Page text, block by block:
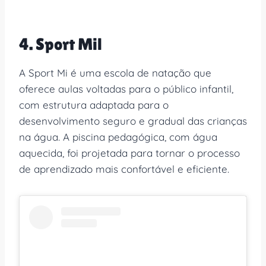
4. Sport Mil
A Sport Mi é uma escola de natação que
oferece aulas voltadas para o público infantil,
com estrutura adaptada para o
desenvolvimento seguro e gradual das crianças
na água. A piscina pedagógica, com água
aquecida, foi projetada para tornar o processo
de aprendizado mais confortável e eficiente.